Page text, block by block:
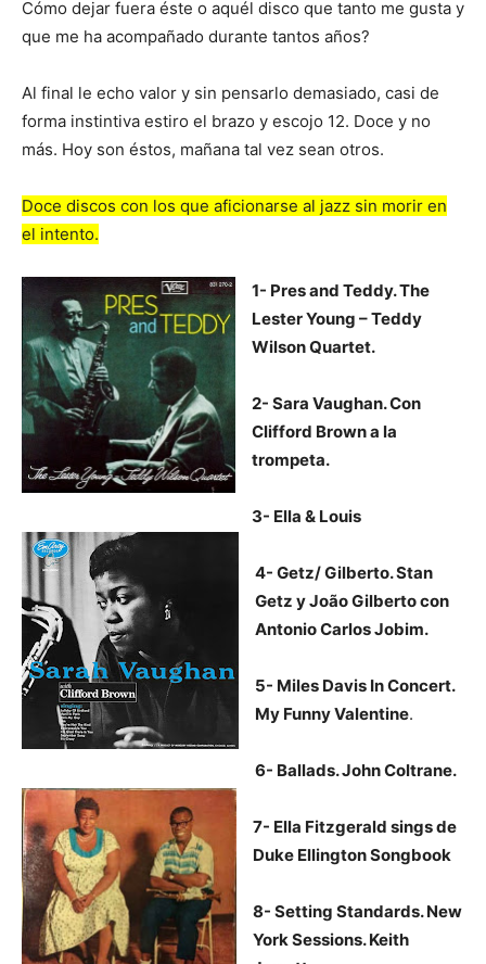
Cómo dejar fuera éste o aquél disco que tanto me gusta y
que me ha acompañado durante tantos años?
Al final le echo valor y sin pensarlo demasiado, casi de
forma instintiva estiro el brazo y escojo 12. Doce y no
más. Hoy son éstos, mañana tal vez sean otros.
Doce discos con los que aficionarse al jazz sin morir en
el intento.
1- Pres and Teddy. The
Lester Young – Teddy
Wilson Quartet.
2- Sara Vaughan. Con
Clifford Brown a la
trompeta.
3- Ella & Louis
4- Getz/ Gilberto. Stan
Getz y João Gilberto con
Antonio Carlos Jobim.
5- Miles Davis In Concert.
My Funny Valentine.
6- Ballads. John Coltrane.
7- Ella Fitzgerald sings de
Duke Ellington Songbook
8- Setting Standards. New
York Sessions. Keith